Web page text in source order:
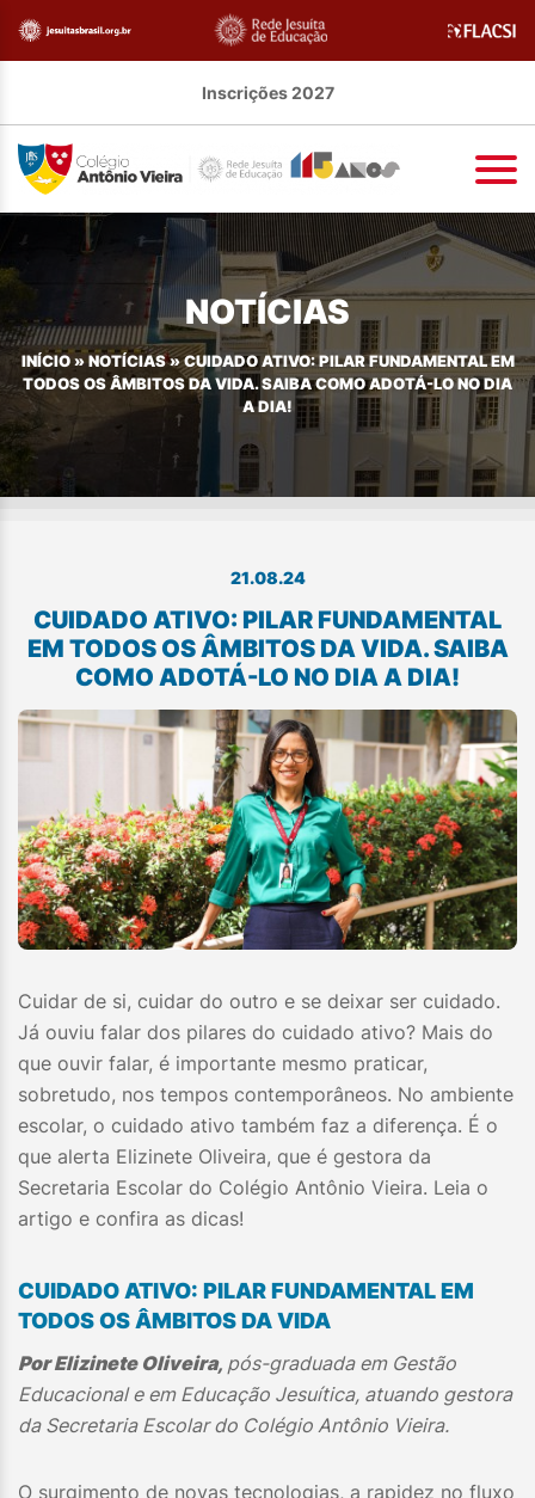
Inscrições 2027
NOTÍCIAS
INÍCIO» NOTÍCIAS»CUIDADO ATIVO: PILAR FUNDAMENTAL EM
TODOS OS ÂMBITOS DA VIDA. SAIBA COMO ADOTÁ-LO NO DIA
A DIA!
21.08.24
CUIDADO ATIVO: PILAR FUNDAMENTAL
EM TODOS OS ÂMBITOS DA VIDA. SAIBA
COMO ADOTÁ-LO NO DIA A DIA!
Cuidar de si, cuidar do outro e se deixar ser cuidado.
Já ouviu falar dos pilares do cuidado ativo? Mais do
que ouvir falar, é importante mesmo praticar,
sobretudo, nos tempos contemporâneos. No ambiente
escolar, o cuidado ativo também faz a diferença. É o
que alerta Elizinete Oliveira, que é gestora da
Secretaria Escolar do Colégio Antônio Vieira. Leia o
artigo e confira as dicas!
CUIDADO ATIVO: PILAR FUNDAMENTAL EM
TODOS OS ÂMBITOS DA VIDA
Por Elizinete Oliveira, pós-graduada em Gestão
Educacional e em Educação Jesuítica, atuando gestora
da Secretaria Escolar do Colégio Antônio Vieira.
O surgimento de novas tecnologias, a rapidez no fluxo